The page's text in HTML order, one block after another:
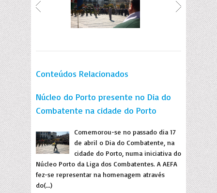
Conteúdos Relacionados
Núcleo do Porto presente no Dia do
Combatente na cidade do Porto
Comemorou-se no passado dia 17
de abril o Dia do Combatente, na
cidade do Porto, numa iniciativa do
Núcleo Porto da Liga dos Combatentes. A AEFA
fez-se representar na homenagem através
do(...)